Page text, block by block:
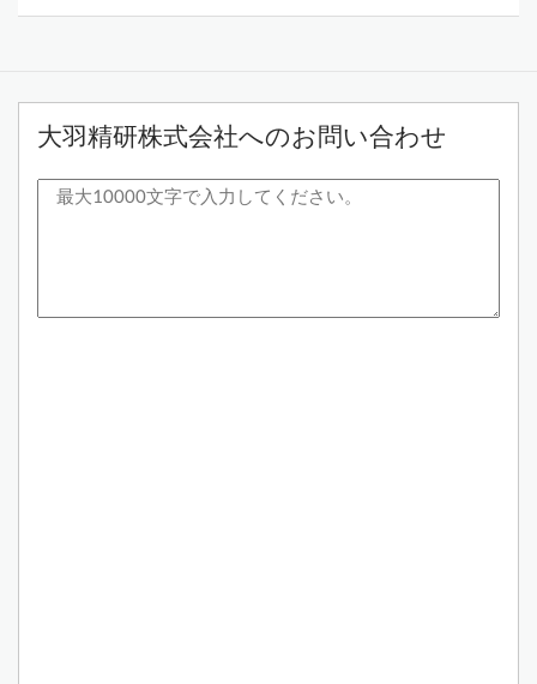
大羽精研株式会社へのお問い合わせ